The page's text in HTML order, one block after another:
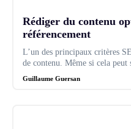
Rédiger du contenu
référencement
L’un des principaux critères
de contenu. Même si cela peut
Guillaume Guersan